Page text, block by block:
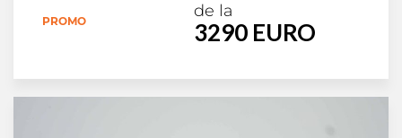
PROMO
de la
3290 EURO